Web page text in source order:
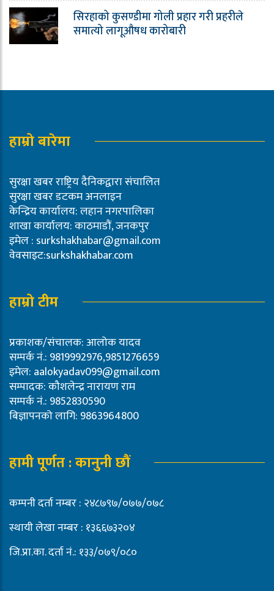
सिरहाको कुसण्डीमा गोली प्रहार गरी प्रहरीले
समात्यो लागूऔषध कारोबारी
हाम्रो बारेमा
सुरक्षा खबर राष्ट्रिय दैनिकद्वारा संचालित
सुरक्षा खबर डटकम अनलाइन
केन्द्रिय कार्यालय: लहान नगरपालिका
शाखा कार्यालय: काठमाडौं, जनकपुर
इमेल : surkshakhabar@gmail.com
वेवसाइट:surkshakhabar.com
हाम्रो टीम
प्रकाशक/संचालक: आलोक यादव
सम्पर्क नं.: 9819992976,9851276659
इमेल: aalokyadav099@gmail.com
सम्पादक: कौशलेन्द्र नारायण राम
सम्पर्क नं.: 9852830590
बिज्ञापनको लागि: 9863964800
हामी पूर्णत : कानुनी छौं
कम्पनी दर्ता नम्बर : २४८७९७/०७७/०७८
स्थायी लेखा नम्बर : १३६६७३२०४
जि.प्रा.का. दर्ता नं.: १३३/०७९/०८०